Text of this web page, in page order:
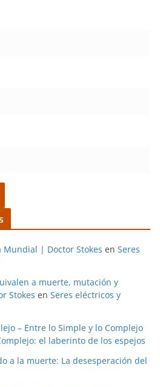
Mundial | Doctor Stokes en Seres
a muerte, mutación y
Stokes en Seres eléctricos y
– Entre lo Simple y lo Complejo
el laberinto de los espejos
a la muerte: La desesperación del